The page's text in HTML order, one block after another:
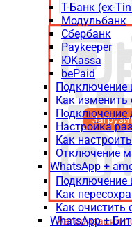
Т-Банк (ex-
Модульбанк
Сбербанк
Paykeeper
ЮKassa
bePaid
Подключение
Как
Подключение
Настройка
Как
Отключение
WhatsApp +
Подключение
Как
Как очистить
WhatsApp +